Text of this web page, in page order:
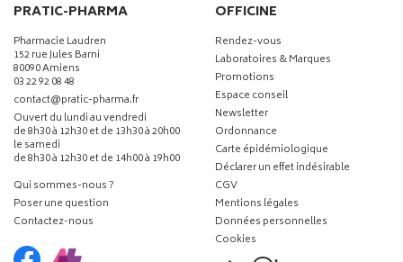
PRATIC-PHARMA
Pharmacie Laudren
152 rue Jules Barni
80090 Amiens
03 22 92 08 48
contact-
@-
pratic-pharma.fr
Ouvert du lundi au vendredi
de 8h30 à 12h30 et de 13h30 à 20h00
le samedi
de 8h30 à 12h30 et de 14h00 à 19h00
Qui sommes-nous ?
Poser une question
Contactez-nous
OFFICINE
Rendez-vous
Laboratoires & Marques
Promotions
Espace conseil
Newsletter
Ordonnance
Carte épidémiologique
Déclarer un effet indésirable
CGV
Mentions légales
Données personnelles
Cookies